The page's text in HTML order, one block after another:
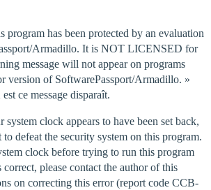
program has been protected by an evaluation
Armadillo. It is NOT LICENSED for
message will not appear on programs
version of SoftwarePassport/Armadillo. »
ce message disparaît.
system clock appears to have been set back,
defeat the security system on this program.
clock before trying to run this program
please contact the author of this
on correcting this error (report code CCB-